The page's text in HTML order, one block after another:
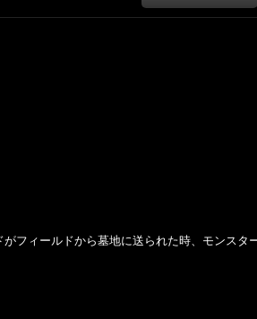
フィールドから墓地に送られた時、モンスタ